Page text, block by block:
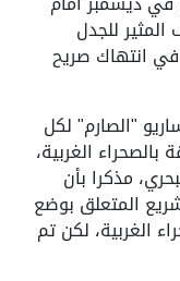
للجدل
في انتهاك صريح
"الصارم" لكل
بالصحراء الغربية،
مذكرا بأن
المتعلق بوضع
الغربية، لكن تم